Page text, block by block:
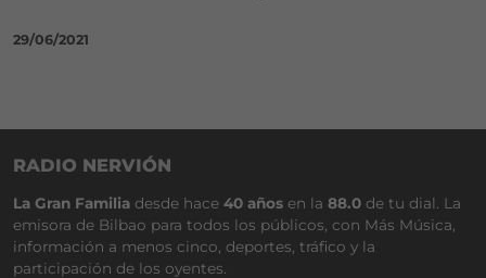
29/06/2021
RADIO NERVIÓN
La Gran Familia desde hace 40 años en la 88.0 de tu dial. La
emisora de Bilbao para todos los públicos, con Más Música,
información a menos cinco, deportes, tráfico y la
participación de los oyentes.